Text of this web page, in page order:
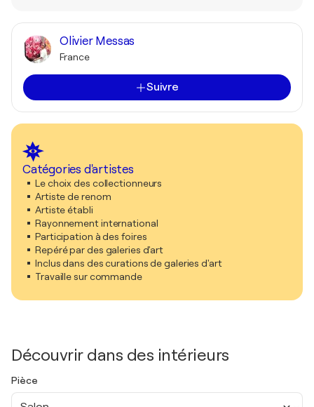
Olivier Messas
France
Suivre
Catégories d'artistes
Le choix des collectionneurs
Artiste de renom
Artiste établi
Rayonnement international
Participation à des foires
Repéré par des galeries d'art
Inclus dans des curations de galeries d'art
Travaille sur commande
Découvrir dans des intérieurs
Pièce